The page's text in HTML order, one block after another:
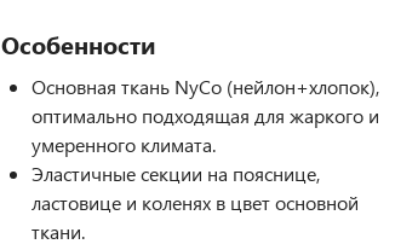
Особенности
Основная ткань NyCo (нейлон+хлопок),
оптимально подходящая для жаркого и
умеренного климата.
Эластичные секции на пояснице,
ластовице и коленях в цвет основной
ткани.